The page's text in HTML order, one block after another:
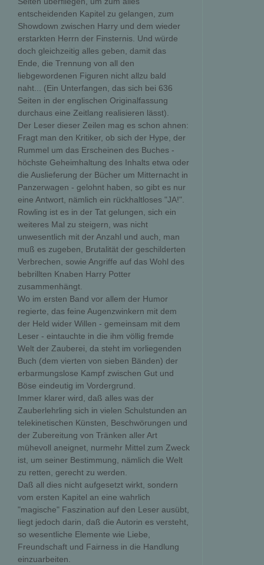
entscheidenden Kapitel zu gelangen, zum
Showdown zwischen Harry und dem wieder
erstarkten Herrn der Finsternis. Und würde
doch gleichzeitig alles geben, damit das
Ende, die Trennung von all den
liebgewordenen Figuren nicht allzu bald
naht... (Ein Unterfangen, das sich bei 636
Seiten in der englischen Originalfassung
durchaus eine Zeitlang realisieren lässt).
Der Leser dieser Zeilen mag es schon ahnen:
Fragt man den Kritiker, ob sich der Hype, der
Rummel um das Erscheinen des Buches -
höchste Geheimhaltung des Inhalts etwa oder
die Auslieferung der Bücher um Mitternacht in
Panzerwagen - gelohnt haben, so gibt es nur
eine Antwort, nämlich ein rückhaltloses "JA!".
Rowling ist es in der Tat gelungen, sich ein
weiteres Mal zu steigern, was nicht
unwesentlich mit der Anzahl und auch, man
muß es zugeben, Brutalität der geschilderten
Verbrechen, sowie Angriffe auf das Wohl des
bebrillten Knaben Harry Potter
zusammenhängt.
Wo im ersten Band vor allem der Humor
regierte, das feine Augenzwinkern mit dem
der Held wider Willen - gemeinsam mit dem
Leser - eintauchte in die ihm völlig fremde
Welt der Zauberei, da steht im vorliegenden
Buch (dem vierten von sieben Bänden) der
erbarmungslose Kampf zwischen Gut und
Böse eindeutig im Vordergrund.
Immer klarer wird, daß alles was der
Zauberlehrling sich in vielen Schulstunden an
telekinetischen Künsten, Beschwörungen und
der Zubereitung von Tränken aller Art
mühevoll aneignet, nurmehr Mittel zum Zweck
ist, um seiner Bestimmung, nämlich die Welt
zu retten, gerecht zu werden.
Daß all dies nicht aufgesetzt wirkt, sondern
vom ersten Kapitel an eine wahrlich
"magische" Faszination auf den Leser ausübt,
liegt jedoch darin, daß die Autorin es versteht,
so wesentliche Elemente wie Liebe,
Freundschaft und Fairness in die Handlung
einzuarbeiten.